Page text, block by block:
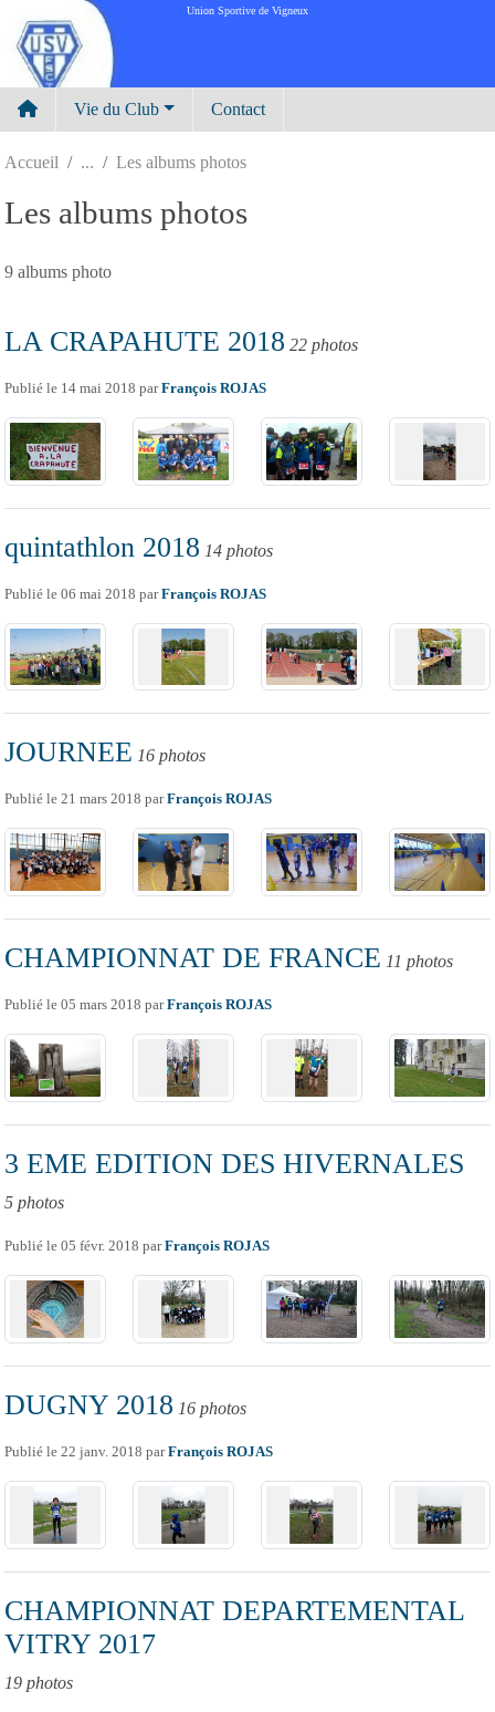
Union Sportive de Vigneux
Vie du Club Contact
Accueil Les albums photos
Les albums photos
9 albums photo
LA CRAPAHUTE 2018 22 photos
Publié le 14 mai 2018 parFrançois ROJAS
quintathlon 2018 14 photos
Publié le 06 mai 2018 parFrançois ROJAS
JOURNEE 16 photos
Publié le 21 mars 2018 parFrançois ROJAS
CHAMPIONNAT DE FRANCE 11 photos
Publié le 05 mars 2018 parFrançois ROJAS
3 EME EDITION DES HIVERNALES
5 photos
Publié le 05 févr. 2018 parFrançois ROJAS
DUGNY 2018 16 photos
Publié le 22 janv. 2018 parFrançois ROJAS
CHAMPIONNAT DEPARTEMENTAL
VITRY 2017
19 photos
Panneau de gestion des cookies